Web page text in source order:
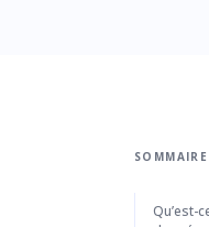
SOMMAIRE
Qu’est-